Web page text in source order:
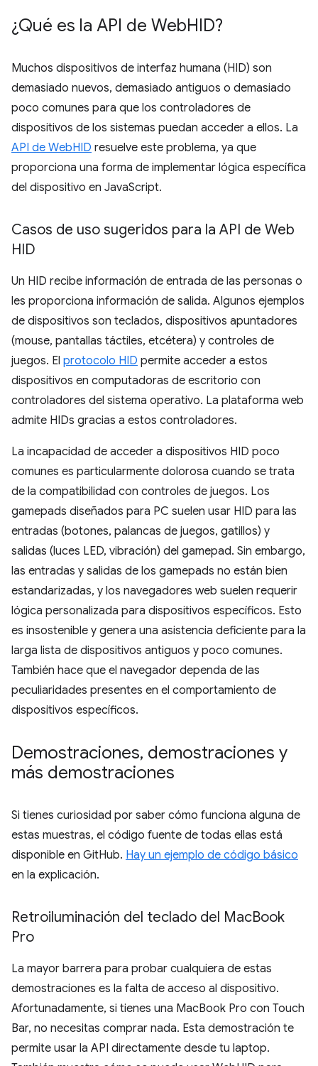
¿Qué es la API de WebHID?
Muchos dispositivos de interfaz humana (HID) son
demasiado nuevos, demasiado antiguos o demasiado
poco comunes para que los controladores de
dispositivos de los sistemas puedan acceder a ellos. La
API de WebHID resuelve este problema, ya que
proporciona una forma de implementar lógica específica
del dispositivo en JavaScript.
Casos de uso sugeridos para la API de Web
HID
Un HID recibe información de entrada de las personas o
les proporciona información de salida. Algunos ejemplos
de dispositivos son teclados, dispositivos apuntadores
(mouse, pantallas táctiles, etcétera) y controles de
juegos. El protocolo HID permite acceder a estos
dispositivos en computadoras de escritorio con
controladores del sistema operativo. La plataforma web
admite HIDs gracias a estos controladores.
La incapacidad de acceder a dispositivos HID poco
comunes es particularmente dolorosa cuando se trata
de la compatibilidad con controles de juegos. Los
gamepads diseñados para PC suelen usar HID para las
entradas (botones, palancas de juegos, gatillos) y
salidas (luces LED, vibración) del gamepad. Sin embargo,
las entradas y salidas de los gamepads no están bien
estandarizadas, y los navegadores web suelen requerir
lógica personalizada para dispositivos específicos. Esto
es insostenible y genera una asistencia deficiente para la
larga lista de dispositivos antiguos y poco comunes.
También hace que el navegador dependa de las
peculiaridades presentes en el comportamiento de
dispositivos específicos.
Demostraciones, demostraciones y
más demostraciones
Si tienes curiosidad por saber cómo funciona alguna de
estas muestras, el código fuente de todas ellas está
disponible en GitHub. Hay un ejemplo de código básico
en la explicación.
Retroiluminación del teclado del MacBook
Pro
La mayor barrera para probar cualquiera de estas
demostraciones es la falta de acceso al dispositivo.
Afortunadamente, si tienes una MacBook Pro con Touch
Bar, no necesitas comprar nada. Esta demostración te
permite usar la API directamente desde tu laptop.